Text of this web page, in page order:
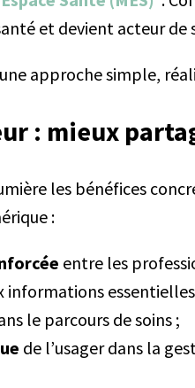
et devient acteur de
approche simple,
: mieux
les bénéfices
:
entre les
informations
le parcours de soins ;
de l’usager dans la